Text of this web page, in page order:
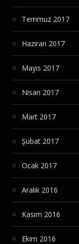
Temmuz 2017
Haziran 2017
Mayıs 2017
Nisan 2017
Mart 2017
Şubat 2017
Ocak 2017
Aralık 2016
Kasım 2016
Ekim 2016